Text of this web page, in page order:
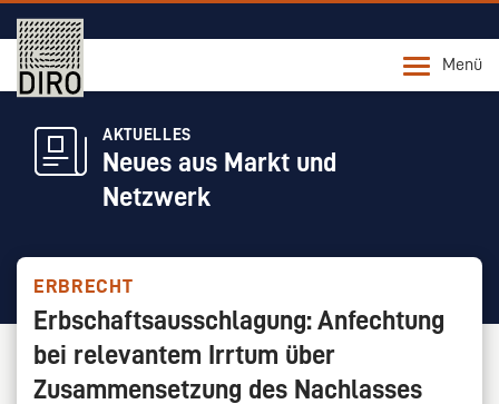
Menü
AKTUELLES
Neues aus Markt und
Netzwerk
ERBRECHT
Erbschaftsausschlagung: Anfechtung
bei relevantem Irrtum über
Zusammensetzung des Nachlasses